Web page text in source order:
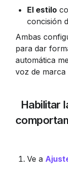
El estilo
concisión
Ambas
para dar
automática
voz de marca
Habilitar
Ve a